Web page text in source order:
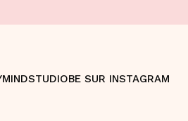
SUR INSTAGRAM